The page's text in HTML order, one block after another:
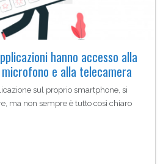
hanno accesso alla
e alla telecamera
sul proprio smartphone, si
ma non sempre è tutto così chiaro